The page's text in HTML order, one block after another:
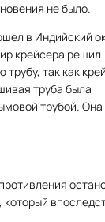
не было.
в Индийский
крейсера решил
так как
труба была
трубой.
, который